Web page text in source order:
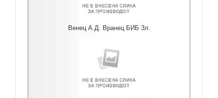
Венец А.Д. Вранец БИБ 3л.